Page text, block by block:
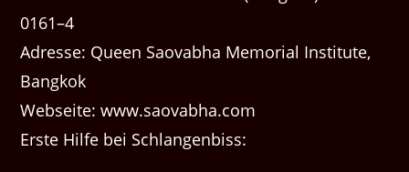
0161–4
Adresse: Queen Saovabha Memorial Institute,
Bangkok
Webseite: www.saovabha.com
Erste Hilfe bei Schlangenbiss: